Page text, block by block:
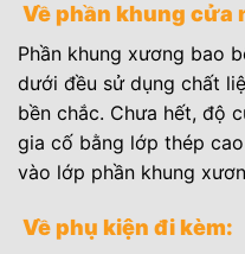
Về phần khung cửa
Phần khung xương bao
dưới đều sử dụng chất
bền chắc. Chưa hết, độ
gia cố bằng lớp thép
vào lớp phần khung
Về phụ kiện đi kèm: